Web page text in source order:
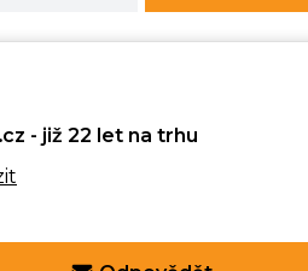
- již 22 let na trhu